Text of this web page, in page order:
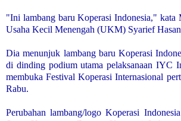
"Ini lambang baru Koperasi Indonesia," kata
Usaha Kecil Menengah (UKM) Syarief
Dia menunjuk lambang baru Koperasi
di dinding podium utama pelaksanaan IYC
membuka Festival Koperasi Internasional
Rabu.
Perubahan lambang/logo Koperasi